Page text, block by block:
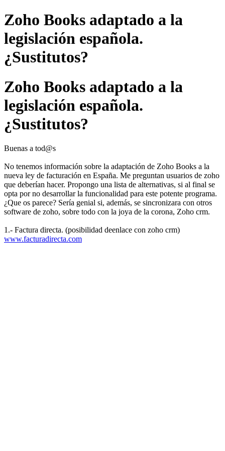
Zoho Books adaptado a la
legislación española.
¿Sustitutos?
Zoho Books adaptado a la
legislación española.
¿Sustitutos?
Buenas a tod@s
No tenemos información sobre la adaptación de Zoho Books a la
nueva ley de facturación en España. Me preguntan usuarios de zoho
que deberían hacer. Propongo una lista de alternativas, si al final se
opta por no desarrollar la funcionalidad para este potente programa.
¿Que os parece? Sería genial si, además, se sincronizara con otros
software de zoho, sobre todo con la joya de la corona, Zoho crm.
1.- Factura directa. (posibilidad deenlace con zoho crm)
www.facturadirecta.com